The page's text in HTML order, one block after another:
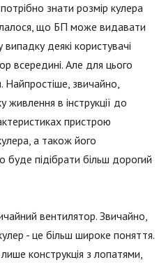
знати розмір кулера
що БП може видавати
деякі користувачі
всередині. Але для цього
Найпростіше, звичайно,
живлення в інструкції до
пристрою
а також його
буде підібрати більш дорогий
вентилятор. Звичайно,
- це більш широке поняття.
конструкція з лопатями,